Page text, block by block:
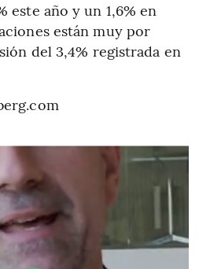
este año y un 1,6% en
están muy por
del 3,4% registrada en